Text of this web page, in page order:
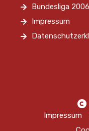
Bundesliga
Impressum
Impressum